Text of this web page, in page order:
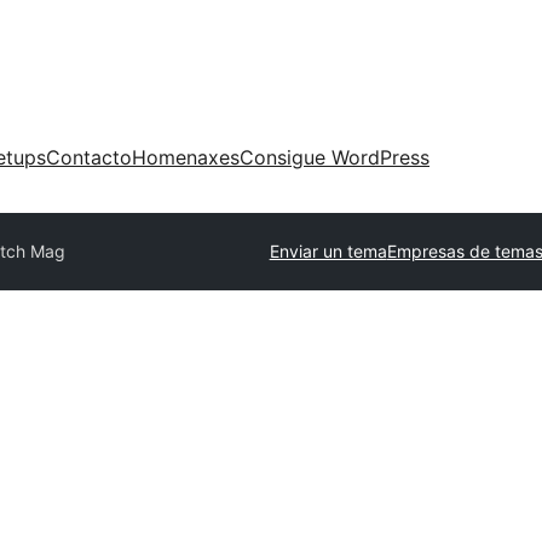
ContactoHomenaxesConsigue WordPress
Mag Enviar un temaEmpresas de